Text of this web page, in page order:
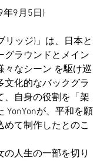
年9月5日)
リッジ)」は、日本と
グラウンドとメイン
々なシーン を駆け巡
文化的なバックグラ
、自身の役割を「架
YonYonが、平和を願
めて制作したとのこ
の人生の一部を切り